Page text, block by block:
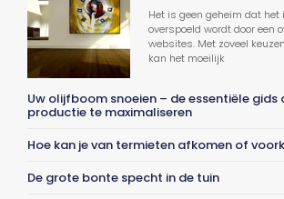
Het is geen geheim dat het
overspoeld wordt door een
websites. Met zoveel
kan het moeilijk
Uw olijfboom snoeien – de essentiële gids
productie te maximaliseren
Hoe kan je van termieten afkomen of
De grote bonte specht in de tuin